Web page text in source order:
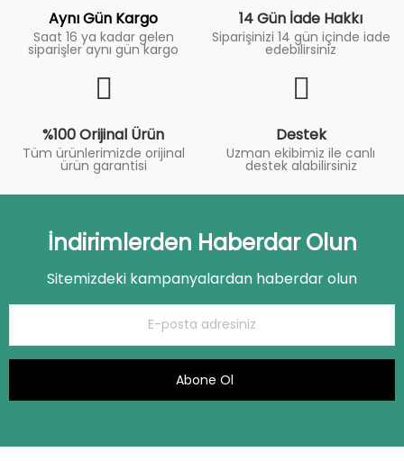
Aynı Gün Kargo
Saat 16 ya kadar gelen
siparişler aynı gün kargo
14 Gün İade Hakkı
Siparişinizi 14 gün içinde iade
edebilirsiniz
%100 Orijinal Ürün
Tüm ürünlerimizde orijinal
ürün garantisi
Destek
Uzman ekibimiz ile canlı
destek alabilirsiniz
İndirimlerden Haberdar Olun
Sitemizdeki kampanyalardan haberdar olun
Abone Ol